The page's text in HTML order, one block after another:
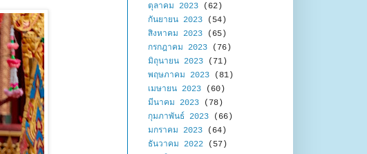
ตุลาคม 2023 (62)
กันยายน 2023 (54)
สิงหาคม 2023 (65)
กรกฎาคม 2023 (76)
มิถุนายน 2023 (71)
พฤษภาคม 2023 (81)
เมษายน 2023 (60)
มีนาคม 2023 (78)
กุมภาพันธ์ 2023 (66)
มกราคม 2023 (64)
ธันวาคม 2022 (57)